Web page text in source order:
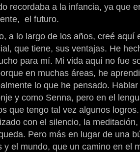
recordaba a la infancia, ya que
el futuro.
a lo largo de los años, creé aquí
que tiene, sus ventajas. He
para mí. Mi vida aquí no fue
en muchas áreas, he
lo que he pensado.
y como Senna, pero en el
que tengo tal vez algunos
con el silencio, la
Pero más en lugar de una
y el mundo, que un camino en el